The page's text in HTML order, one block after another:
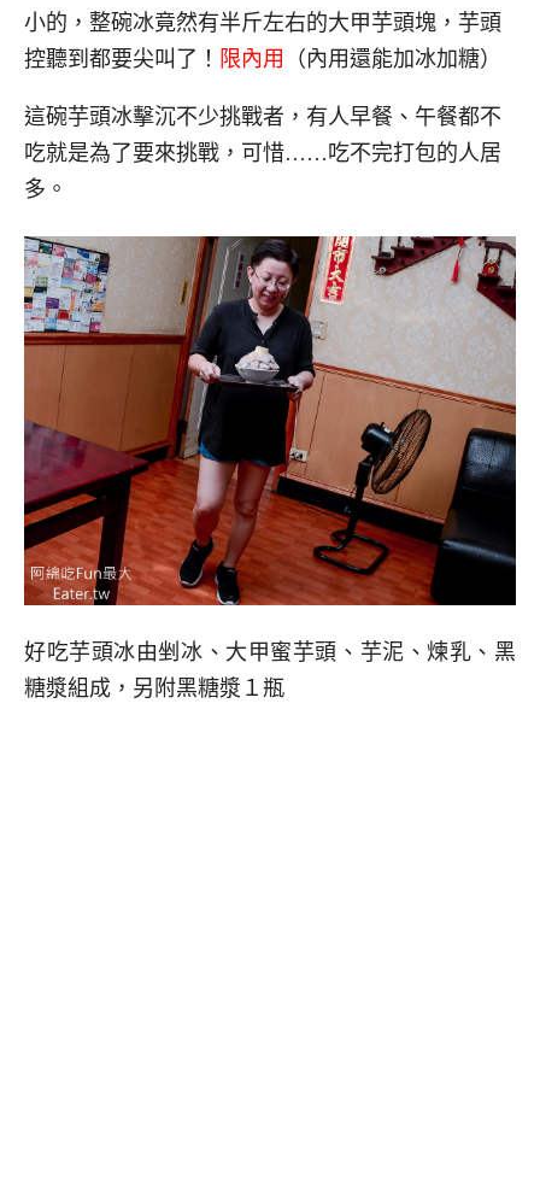
小的，整碗冰竟然有半斤左右的大甲芋頭塊，芋頭
控聽到都要尖叫了！ 限內用 （內用還能加冰加糖）
這碗芋頭冰擊沉不少挑戰者，有人早餐、午餐都不
吃就是為了要來挑戰，可惜……吃不完打包的人居
多。
好吃芋頭冰由剉冰、大甲蜜芋頭、芋泥、煉乳、黑
糖漿組成，另附黑糖漿１瓶